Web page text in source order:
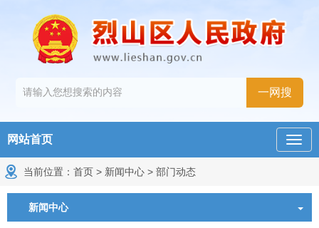
网站首页
当前位置： 首页 > 新闻中心 > 部门动态
新闻中心